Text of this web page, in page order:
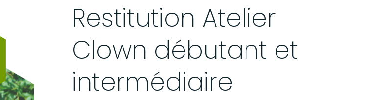
Restitution Atelier
Clown débutant et
intermédiaire